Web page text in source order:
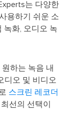
는 다양한
용하기 쉬운 소
녹화, 오디오 녹
하는 녹음 내
디오 및 비디오
스크린 레코더
선의 선택이